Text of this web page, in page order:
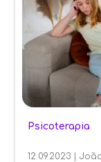
Psicoterapia
12.09.2023 |